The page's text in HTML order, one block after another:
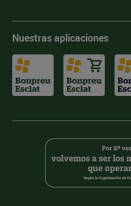
Nuestras aplicaciones